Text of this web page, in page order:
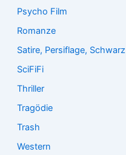
Psycho Film
Romanze
Satire, Persiflage, Schwarz
SciFiFi
Thriller
Tragödie
Trash
Western